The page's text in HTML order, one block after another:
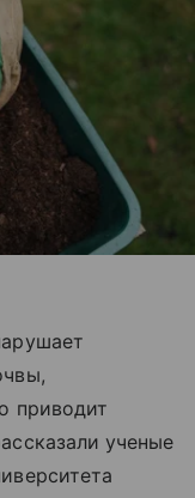
приводит
ученые